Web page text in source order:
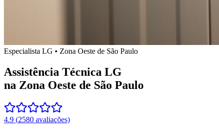
Especialista LG • Zona Oeste de São Paulo
Assistência Técnica LG
na Zona Oeste de São Paulo
4.9 (2580 avaliações)